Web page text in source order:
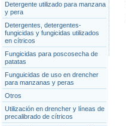
Detergente utilizado para manzana
y pera
Detergentes, detergentes-
fungicidas y fungicidas utilizados
en cítricos
Fungicidas para poscosecha de
patatas
Funguicidas de uso en drencher
para manzanas y peras
Otros
Utilización en drencher y líneas de
precalibrado de cítricos